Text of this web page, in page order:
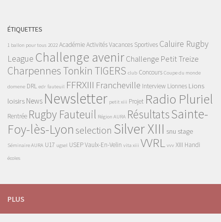
ÉTIQUETTES
1 ballon pour tous 2022 AcadémieActivités Vacances Sportives Caluire Rugby
League Challenge avenirChallenge Petit Treize
Charpennes Tonkin TIGERS club Concours Coupe du monde
domene DRL edr fauteuil FFRXIII Francheville Interview Lionnes Lions
loisirs News Newsletter petit xiii Projet Radio Pluriel
Rentrée Rugby Fauteuil Région AURA RésultatsSainte-
Foy-lès-Lyon selection Silver XIII snu stage
Séminaire AURA U17 ugsel USEPVaulx-En-Velin vita xiii VVRL vvv XIII Handi
écoles
PLUS